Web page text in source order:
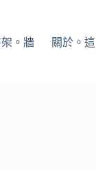
。牆 關於。這